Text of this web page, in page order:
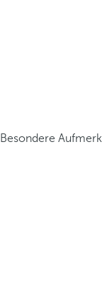
Besondere